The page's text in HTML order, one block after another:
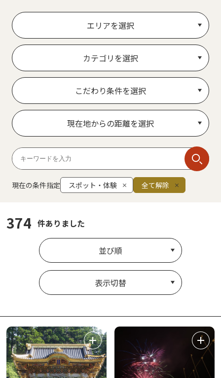
エリアを選択
カテゴリを選択
こだわり条件を選択
現在地からの距離を選択
現在の条件指定 スポット・体験 全て解除
374 件ありました
並び順
表示切替